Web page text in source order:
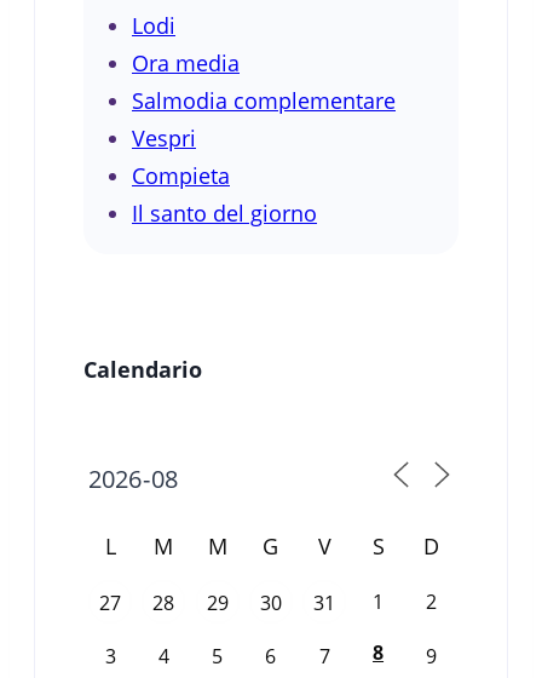
Lodi
Ora media
Salmodia complementare
Vespri
Compieta
Il santo del giorno
Calendario
L M M G V S D
27 28 29 30 31 1 2
3 4 5 6 7 8 9